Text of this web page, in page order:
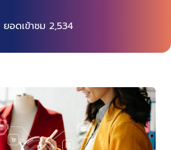
ยอดเข้าชม 2,534